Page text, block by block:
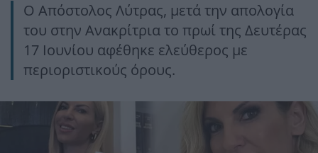
Ο Απόστολος Λύτρας, μετά την απολογία
του στην Ανακρίτρια το πρωί της Δευτέρας
17 Ιουνίου αφέθηκε ελεύθερος με
περιοριστικούς όρους.